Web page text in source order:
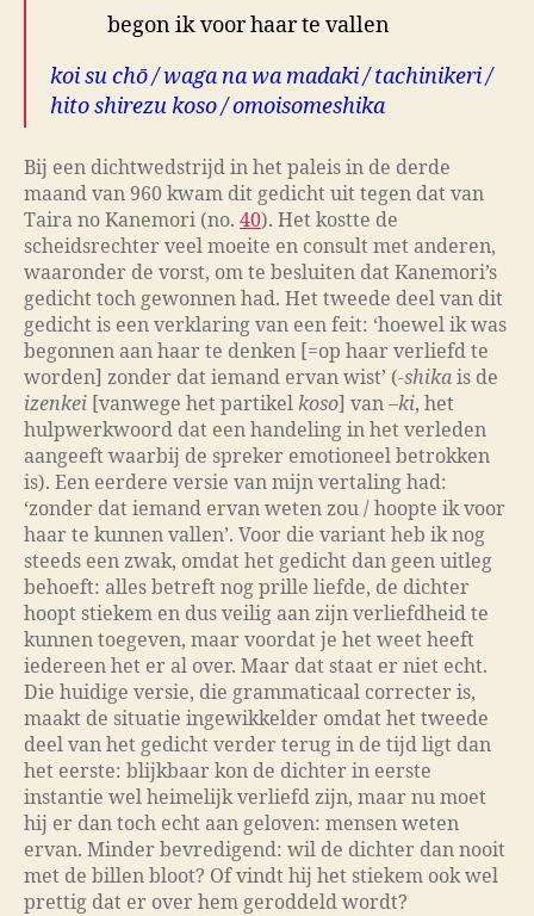
begon ik voor haar te vallen
koi su chō / waga na wa madaki / tachinikeri /
hito shirezu koso / omoisomeshika
Bij een dichtwedstrijd in het paleis in de derde
maand van 960 kwam dit gedicht uit tegen dat van
Taira no Kanemori (no. 40). Het kostte de
scheidsrechter veel moeite en consult met anderen,
waaronder de vorst, om te besluiten dat Kanemori’s
gedicht toch gewonnen had. Het tweede deel van dit
gedicht is een verklaring van een feit: ‘hoewel ik was
begonnen aan haar te denken [=op haar verliefd te
worden] zonder dat iemand ervan wist’ (-shika is de
izenkei [vanwege het partikel koso] van –ki, het
hulpwerkwoord dat een handeling in het verleden
aangeeft waarbij de spreker emotioneel betrokken
is). Een eerdere versie van mijn vertaling had:
‘zonder dat iemand ervan weten zou / hoopte ik voor
haar te kunnen vallen’. Voor die variant heb ik nog
steeds een zwak, omdat het gedicht dan geen uitleg
behoeft: alles betreft nog prille liefde, de dichter
hoopt stiekem en dus veilig aan zijn verliefdheid te
kunnen toegeven, maar voordat je het weet heeft
iedereen het er al over. Maar dat staat er niet echt.
Die huidige versie, die grammaticaal correcter is,
maakt de situatie ingewikkelder omdat het tweede
deel van het gedicht verder terug in de tijd ligt dan
het eerste: blijkbaar kon de dichter in eerste
instantie wel heimelijk verliefd zijn, maar nu moet
hij er dan toch echt aan geloven: mensen weten
ervan. Minder bevredigend: wil de dichter dan nooit
met de billen bloot? Of vindt hij het stiekem ook wel
prettig dat er over hem geroddeld wordt?